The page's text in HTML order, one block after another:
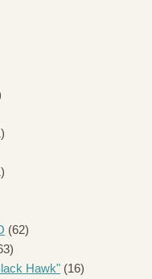
(62)
Hawk" (16)